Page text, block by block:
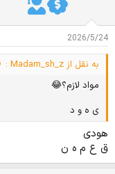
:
2026/5/24
به نقل از Madam_sh_z :
مواد لازم؟😂
ی ه و د
هودی
ق ع م ه ن